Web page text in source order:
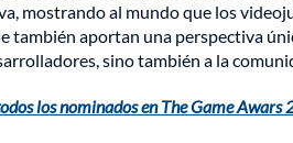
mostrando al mundo que los
también aportan una perspectiva
sino también a la
los nominados en The Game Awars